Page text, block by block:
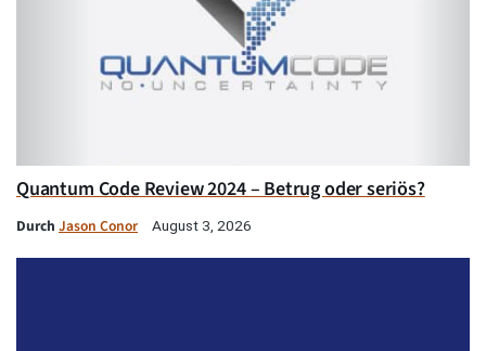
Quantum Code Review 2024 – Betrug oder seriös?
Durch Jason Conor August 3, 2026